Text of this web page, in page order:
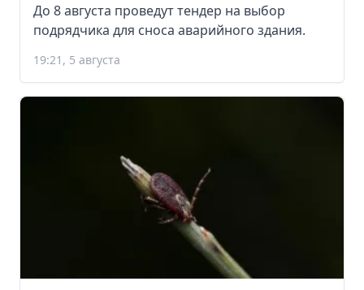
До 8 августа проведут тендер на выбор
подрядчика для сноса аварийного здания.
19:21, 5 августа